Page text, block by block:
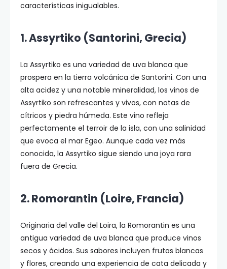
características inigualables.
1. Assyrtiko (Santorini, Grecia)
La Assyrtiko es una variedad de uva blanca que
prospera en la tierra volcánica de Santorini. Con una
alta acidez y una notable mineralidad, los vinos de
Assyrtiko son refrescantes y vivos, con notas de
cítricos y piedra húmeda. Este vino refleja
perfectamente el terroir de la isla, con una salinidad
que evoca el mar Egeo. Aunque cada vez más
conocida, la Assyrtiko sigue siendo una joya rara
fuera de Grecia.
2. Romorantin (Loire, Francia)
Originaria del valle del Loira, la Romorantin es una
antigua variedad de uva blanca que produce vinos
secos y ácidos. Sus sabores incluyen frutas blancas
y flores, creando una experiencia de cata delicada y